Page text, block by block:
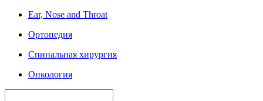
Ear, Nose and Throat
Ортопедия
Спинальная хирургия
Онкология